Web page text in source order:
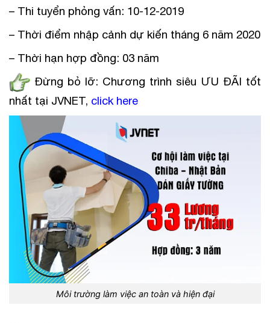
– Thi tuyển phỏng vấn: 10-12-2019
– Thời điểm nhập cảnh dự kiến tháng 6 năm 2020
– Thời hạn hợp đồng: 03 năm
Đừng bỏ lỡ: Chương trình siêu ƯU ĐÃI tốt
nhất tại JVNET, click here
Môi trường làm việc an toàn và hiện đại